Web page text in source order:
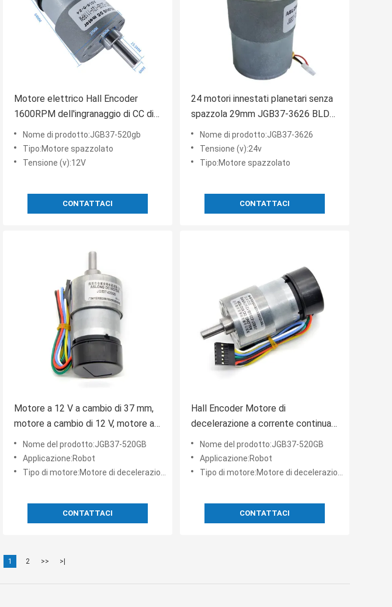
Motore elettrico Hall Encoder
1600RPM dell'ingranaggio di CC di
Aslong Jgb37 520gb
Nome di prodotto:JGB37-520gb
Tipo:Motore spazzolato
Tensione (v):12V
CONTATTACI
24 motori innestati planetari senza
spazzola 29mm JGB37-3626 BLDC
di CC di volt
Nome di prodotto:JGB37-3626
Tensione (v):24v
Tipo:Motore spazzolato
CONTATTACI
Motore a 12 V a cambio di 37 mm,
motore a cambio di 12 V, motore a
cambio di JGB37-520GB, motore a
cambio di 12 V
Nome del prodotto:JGB37-520GB
Applicazione:Robot
Tipo di motore:Motore di decelerazione a corrente continua Hall encoder
CONTATTACI
Hall Encoder Motore di
decelerazione a corrente continua
con copertura posteriore JGB37-
520GB Motore a ingranaggi a
corrente continua 12v con
Nome del prodotto:JGB37-520GB
Applicazione:Robot
Tipo di motore:Motore di decelerazione a corrente continua Hall encoder
CONTATTACI
1 2 >> >|